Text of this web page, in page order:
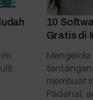
10
Gratis di
membuat
Padahal,